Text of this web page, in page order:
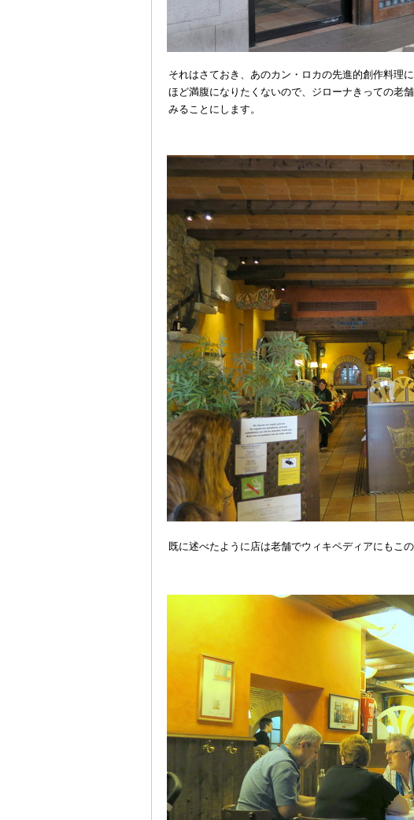
それはさておき、あのカン・ロカの先進的創作料理
ほど満腹になりたくないので、ジローナきっての老
みることにします。
既に述べたように店は老舗でウィキペディアにもこ